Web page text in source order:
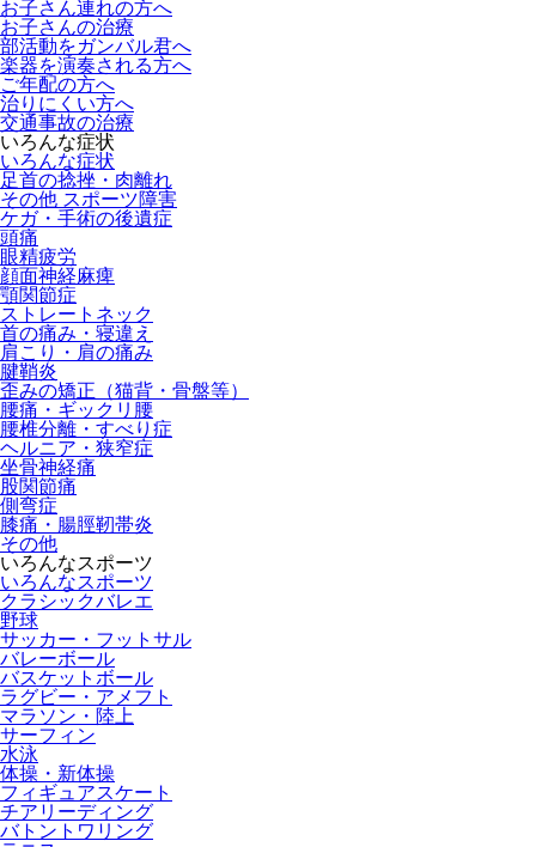
お子さん連れの方へ
お子さんの治療
部活動をガンバル君へ
楽器を演奏される方へ
ご年配の方へ
治りにくい方へ
交通事故の治療
いろんな症状
いろんな症状
足首の捻挫・肉離れ
その他 スポーツ障害
ケガ・手術の後遺症
頭痛
眼精疲労
顔面神経麻痺
顎関節症
ストレートネック
首の痛み・寝違え
肩こり・肩の痛み
腱鞘炎
歪みの矯正（猫背・骨盤等）
腰痛・ギックリ腰
腰椎分離・すべり症
ヘルニア・狭窄症
坐骨神経痛
股関節痛
側弯症
膝痛・腸脛靭帯炎
その他
いろんなスポーツ
いろんなスポーツ
クラシックバレエ
野球
サッカー・フットサル
バレーボール
バスケットボール
ラグビー・アメフト
マラソン・陸上
サーフィン
水泳
体操・新体操
フィギュアスケート
チアリーディング
バトントワリング